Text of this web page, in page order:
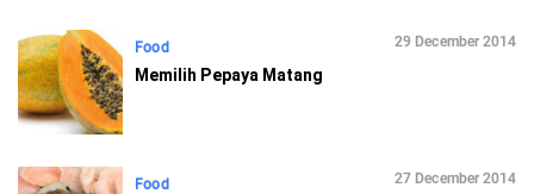
Food 29 December 2014
Memilih Pepaya Matang
Food 27 December 2014